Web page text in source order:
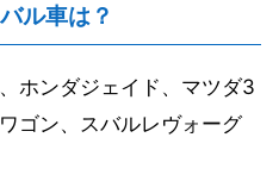
ル車は？
ホンダジェイド、マツダ3
ゴン、スバルレヴォーグ